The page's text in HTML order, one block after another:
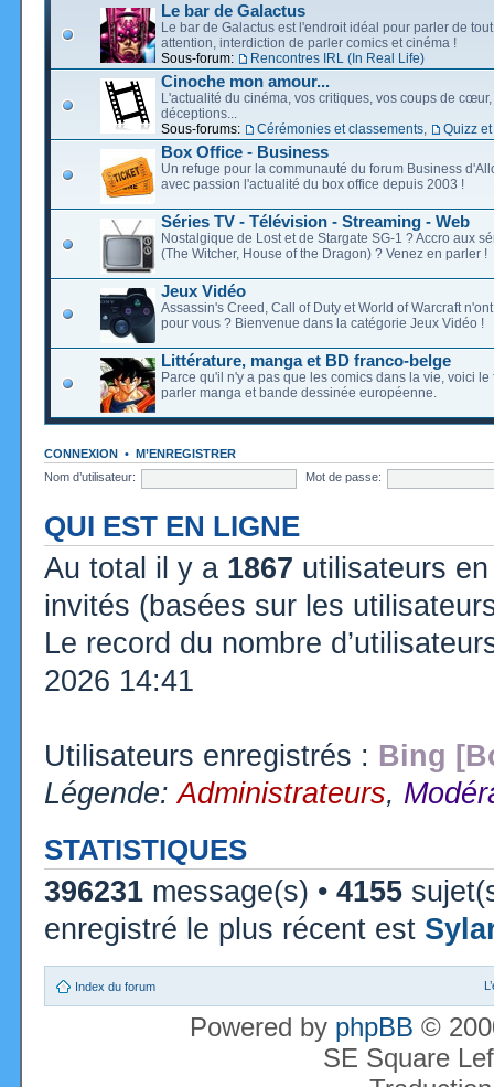
Le bar de Galactus
Le bar de Galactus est l'endroit idéal pour parler de
attention, interdiction de parler comics et cinéma !
Sous-forum:
Rencontres IRL (In Real Life)
Cinoche mon amour...
L'actualité du cinéma, vos critiques, vos coups de cœur,
déceptions...
Sous-forums:
Cérémonies et classements Quizz
Box Office - Business
Un refuge pour la communauté du forum Business
avec passion l'actualité du box office depuis 2003 !
Séries TV - Télévision - Streaming - Web
Nostalgique de Lost et de Stargate SG-1 ? Accro aux
(The Witcher, House of the Dragon) ? Venez en parler !
Jeux Vidéo
Assassin's Creed, Call of Duty et World of Warcraft
pour vous ? Bienvenue dans la catégorie Jeux Vidéo !
Littérature, manga et BD franco-belge
Parce qu'il n'y a pas que les comics dans la vie, voici le
parler manga et bande dessinée européenne.
CONNEXION • M’ENREGISTRER
Nom d’utilisateur:
Mot de passe:
QUI EST EN LIGNE
Au total il y a 1867 utilisateurs
invités (basées sur les
Le record du nombre
2026 14:41
Utilisateurs enregistrés : Bing
Légende:Administrateurs,
STATISTIQUES
396231 message(s) • 4155
enregistré le plus récent est
Index du forum
Powered by phpBB ©
SE Square